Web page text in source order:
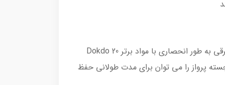
وزن سایبان کم با دوام بالا - ترکیب هوشمند مواد و پردازش با کیفیت بالا BLACKLIGHT 2 این نوید را می دهد. بال برقی به طور انحصاری با مواد برتر Dokdo 20
پرواز را می توان برای مدت طولانی حفظ